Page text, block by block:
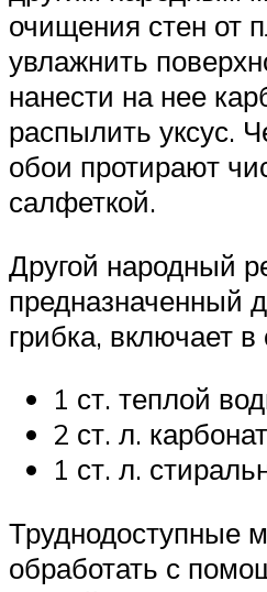
очищения стен от
увлажнить
нанести на нее
распылить уксус.
обои протирают
салфеткой.
Другой народный
предназначенный
грибка, включает в
1 ст. теплой
2 ст. л.
1 ст. л.
Труднодоступные
обработать с